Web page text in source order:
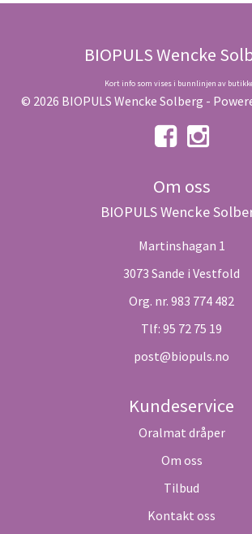
BIOPULS Wencke
Kort info som vises i bunnlinjen av
© 2026 BIOPULS Wencke Solberg -
Om oss
BIOPULS Wencke
Martinshagan 1
3073 Sande i Vestfold
Org. nr. 983 774 482
Tlf: 95 72 75 19
post@biopuls.no
Kundeservice
Oralmat dråper
Om oss
Tilbud
Kontakt oss